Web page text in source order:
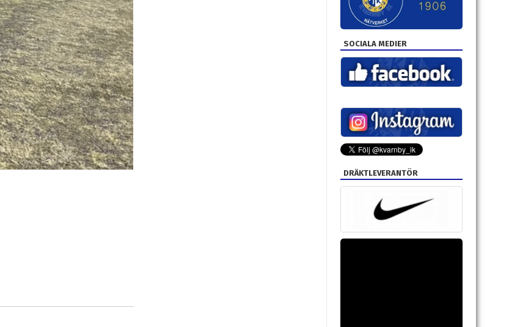
SOCIALA MEDIER
DRÄKTLEVERANTÖR